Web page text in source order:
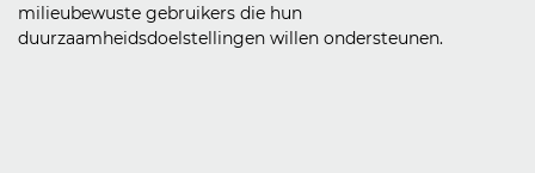
milieubewuste gebruikers die hun
duurzaamheidsdoelstellingen willen ondersteunen.